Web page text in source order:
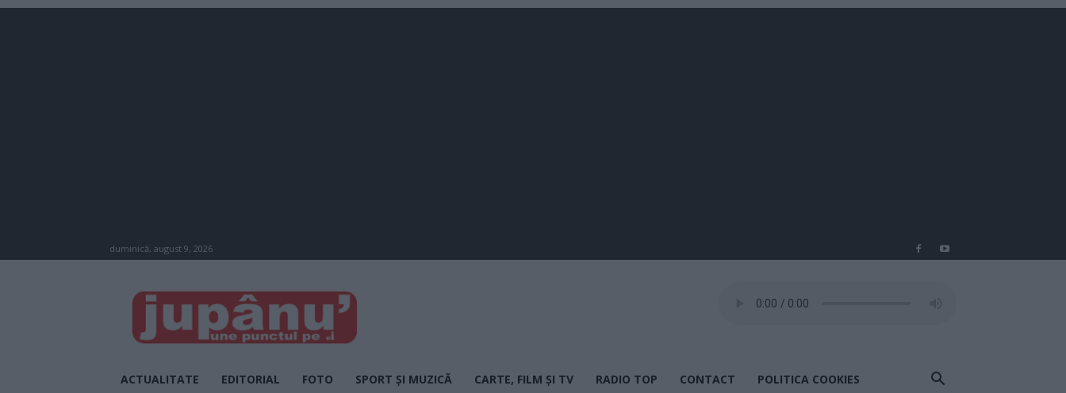
duminică, august 9, 2026
JUPÂNU'
ACTUALITATE EDITORIAL FOTO SPORT ȘI MUZICĂ CARTE, FILM ȘI TV RADIO TOP CONTACT POLITICA COOKIES